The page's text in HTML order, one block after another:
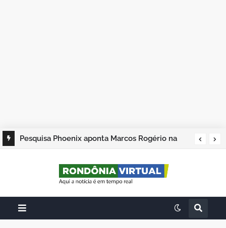
Pesquisa Phoenix aponta Marcos Rogério na
Samuel Costa completam os quatro primeiros